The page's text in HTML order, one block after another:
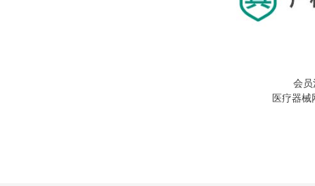
会
医疗器